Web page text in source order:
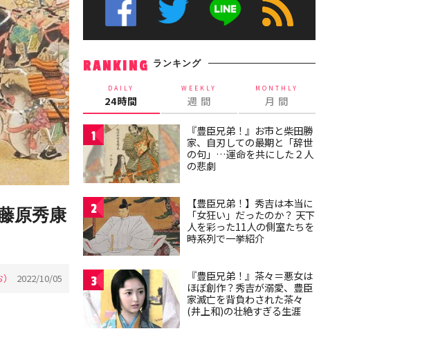
原秀康
2022/10/05
RANKING ランキング
DAILY
24時間
WEEKLY
週 間
MONTHLY
月 間
1
『豊臣兄弟！』お市と柴田勝
家、自刃しての最期と「辞世
の句」…運命を共にした２人
の悲劇
2
【豊臣兄弟！】秀吉は本当に
「女狂い」だったのか？ 天下
人を彩った11人の側室たちを
時系列で一挙紹介
3
『豊臣兄弟！』茶々＝悪女は
ほぼ創作？秀吉が溺愛、豊臣
家滅亡を背負わされた茶々
(井上和)の壮絶すぎる生涯